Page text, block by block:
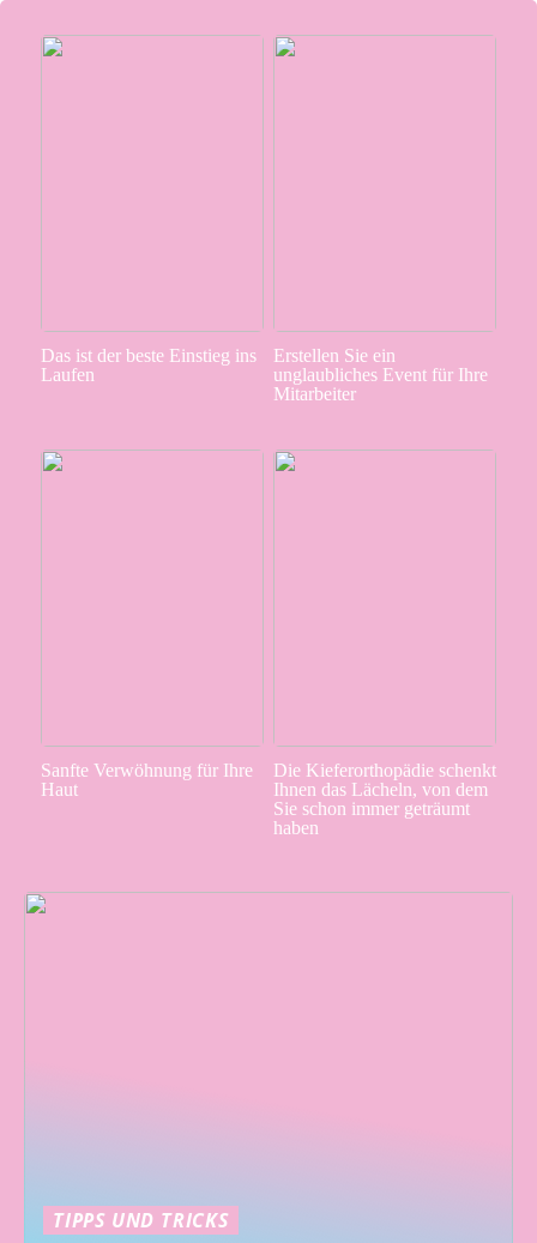
Das ist der beste Einstieg ins
Laufen
Erstellen Sie ein
unglaubliches Event für Ihre
Mitarbeiter
Sanfte Verwöhnung für Ihre
Haut
Die Kieferorthopädie schenkt
Ihnen das Lächeln, von dem
Sie schon immer geträumt
haben
TIPPS UND TRICKS